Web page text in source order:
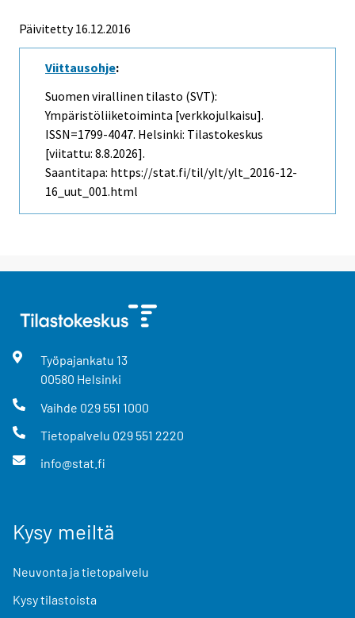
Päivitetty 16.12.2016
Viittausohje:
Suomen virallinen tilasto (SVT):
Ympäristöliiketoiminta [verkkojulkaisu].
ISSN=1799-4047. Helsinki: Tilastokeskus
[viitattu: 8.8.2026].
Saantitapa: https://stat.fi/til/ylt/ylt_2016-12-
16_uut_001.html
Työpajankatu 13
00580 Helsinki
Vaihde 029 551 1000
Tietopalvelu 029 551 2220
info@stat.fi
Kysy meiltä
Neuvonta ja tietopalvelu
Kysy tilastoista